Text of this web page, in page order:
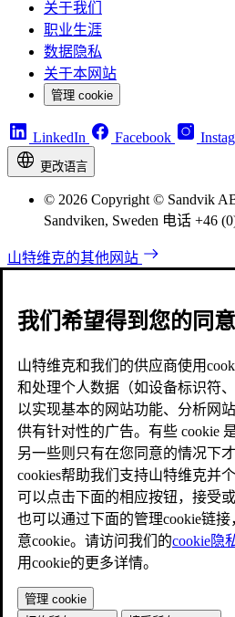
关于我们
职业生涯
数据隐私
关于本网站
管理 cookie
LinkedIn Facebook
更改语言
© 2026 Copyright © Sandvik
Sandviken, Sweden 电话 +46
山特维克的其他网站
我们希望得到您的同意
山特维克和我们的供应商使用
和处理个人数据（如设备标识符
以实现基本的网站功能、分析网
供有针对性的广告。有些 cookie
另一些则只有在您同意的情况下
cookies帮助我们支持山特维克并
可以点击下面的相应按钮，接受
也可以通过下面的管理cookie链接
意cookie。请访问我们的cookie隐
用cookie的更多详情。
管理 cookie